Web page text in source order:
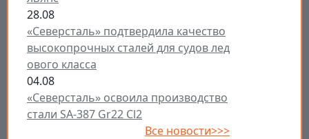
28.08
«Северсталь» подтвердила качество
высокопрочных сталей для судов лед
ового класса
04.08
«Северсталь» освоила производство
стали SA-387 Gr22 Cl2
Все новости>>>